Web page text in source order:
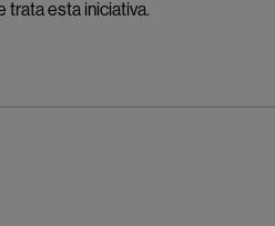
trata esta iniciativa.